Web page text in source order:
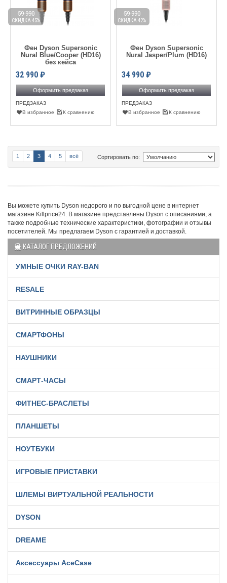
Фен Dyson Supersonic
Nural Blue/Cooper (HD16)
без кейса
32 990 ₽
59 990
СКИДКА 45%
Оформить предзаказ
ПРЕДЗАКАЗ
В избранное
К сравнению
Фен Dyson Supersonic
Nural Jasper/Plum (HD16)
34 990 ₽
59 990
СКИДКА 42%
Оформить предзаказ
ПРЕДЗАКАЗ
В избранное
К сравнению
Сортировать по:
1 2 3 4 5 всё
Вы можете купить Dyson недорого и по выгодной цене в интернет
магазине Killprice24. В магазине представлены Dyson с описаниями, а
также подробные технические характеристики, фотографии и отзывы
посетителей. Мы предлагаем Dyson с гарантией и доставкой.
КАТАЛОГ ПРЕДЛОЖЕНИЙ
УМНЫЕ ОЧКИ RAY-BAN
RESALE
ВИТРИННЫЕ ОБРАЗЦЫ
СМАРТФОНЫ
НАУШНИКИ
СМАРТ-ЧАСЫ
ФИТНЕС-БРАСЛЕТЫ
ПЛАНШЕТЫ
НОУТБУКИ
ИГРОВЫЕ ПРИСТАВКИ
ШЛЕМЫ ВИРТУАЛЬНОЙ РЕАЛЬНОСТИ
DYSON
DREAME
Аксессуары AceCase